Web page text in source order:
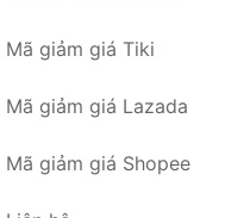
Mã giảm giá Tiki
Mã giảm giá Lazada
Mã giảm giá Shopee